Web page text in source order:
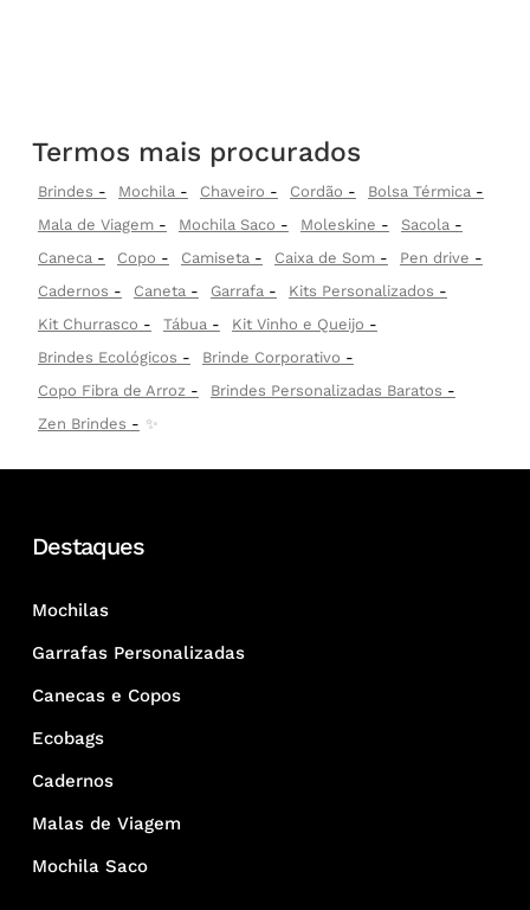
Termos mais procurados
Brindes Mochila Chaveiro Cordão
Bolsa Térmica
Mala de Viagem
Mochila Saco Moleskine
Sacola
Caneca
Copo Camiseta Caixa de Som
Pen drive
Cadernos
Caneta Garrafa
Kits Personalizados
Kit Churrasco
Tábua
Kit Vinho e Queijo
Brindes Ecológicos
Brinde Corporativo
Copo Fibra de Arroz
Brindes Personalizadas Baratos
Zen Brindes
✨
Destaques
Mochilas
Garrafas Personalizadas
Canecas e Copos
Ecobags
Cadernos
Malas de Viagem
Mochila Saco